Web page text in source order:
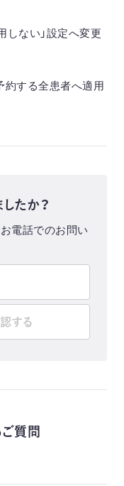
しない」設定へ変更
する全患者へ適用
たか？
電話でのお問い
する
質問